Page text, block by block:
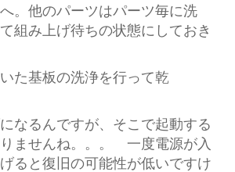
。他のパーツはパーツ毎に洗
組み上げ待ちの状態にしておき
た基板の洗浄を行って乾
なるんですが、そこで起動する
ませんね。。。 一度電源が入
ると復旧の可能性が低いですけ